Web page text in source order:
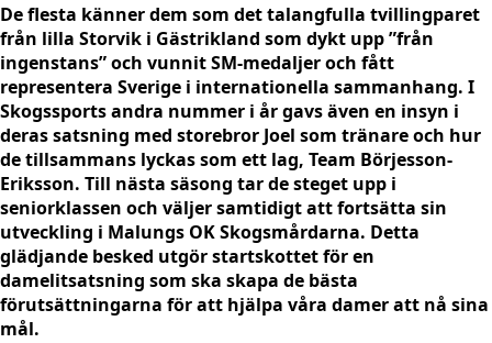
De flesta känner dem som det talangfulla tvillingparet
från lilla Storvik i Gästrikland som dykt upp ”från
ingenstans” och vunnit SM-medaljer och fått
representera Sverige i internationella sammanhang. I
Skogssports andra nummer i år gavs även en insyn i
deras satsning med storebror Joel som tränare och hur
de tillsammans lyckas som ett lag, Team Börjesson-
Eriksson. Till nästa säsong tar de steget upp i
seniorklassen och väljer samtidigt att fortsätta sin
utveckling i Malungs OK Skogsmårdarna. Detta
glädjande besked utgör startskottet för en
damelitsatsning som ska skapa de bästa
förutsättningarna för att hjälpa våra damer att nå sina
mål.